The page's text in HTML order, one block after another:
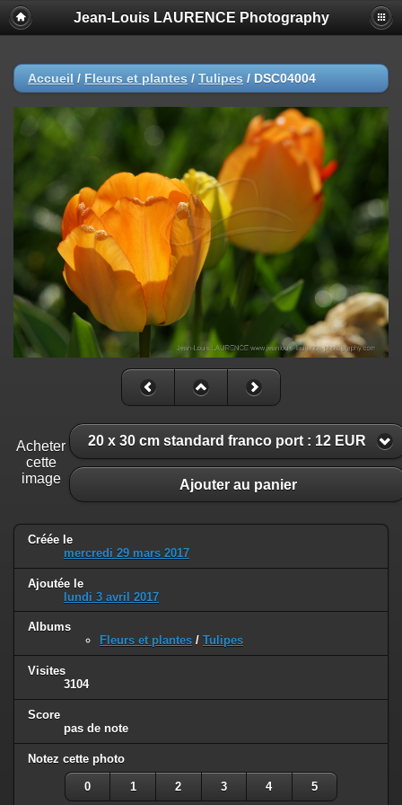
Jean-Louis LAURENCE Photography
Accueil / Fleurs et plantes / Tulipes / DSC04004
Acheter
cette
image
20 x 30 cm standard franco port : 12 EUR
Ajouter au panier
Créée le
mercredi 29 mars 2017
Ajoutée le
lundi 3 avril 2017
Albums
Fleurs et plantes / Tulipes
Visites
3104
Score
pas de note
Notez cette photo
0 1 2 3 4 5